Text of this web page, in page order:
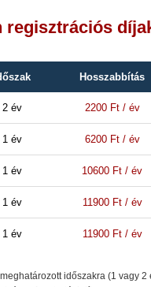
regisztrációs
Hosszabbítás
2 év 2200 Ft / év
1 év 6200 Ft / év
1 év 10600 Ft / év
1 év 11900 Ft / év
1 év 11900 Ft / év
időszakra (1 vagy 2